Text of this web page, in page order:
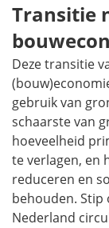
Transitie
Deze transitie
gebruik van
schaarste van
hoeveelheid
te verlagen, en
reduceren en
behouden. Stip
Nederland